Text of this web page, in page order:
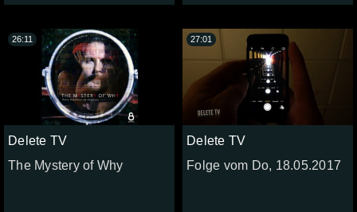
Delete TV
The Mystery of Why
26:11
Delete TV
Folge vom Do, 18.05.2017
27:01